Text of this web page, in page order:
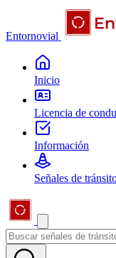
Entornovial
Inicio
Licencia de
Información
Señales de